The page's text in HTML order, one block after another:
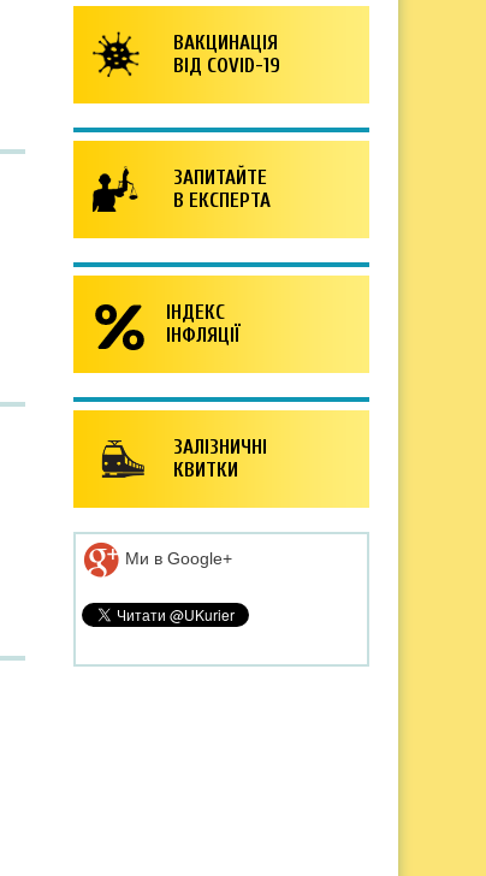
ВАКЦИНАЦІЯ
ВІД COVID-19
ЗАПИТАЙТЕ
В ЕКСПЕРТА
ІНДЕКС
ІНФЛЯЦІЇ
ЗАЛІЗНИЧНІ
КВИТКИ
Ми в Google+